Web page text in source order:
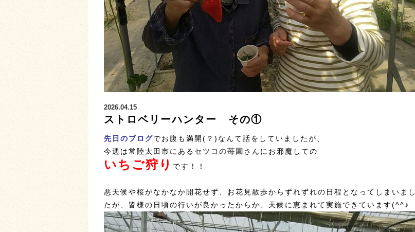
2026.04.15
ストロベリーハンター その①
先日のブログでお腹も満開(？)なんて話をしていましたが、
今週は常陸太田市にある セツコの苺園 さんにお邪魔しての
いちご狩り です！！
悪天候や桜がなかなか開花せず、お花見散歩からずれずれの日程となってしまいまし
たが、皆様の日頃の行いが良かったからか、天候に恵まれて実施できています(^^♪